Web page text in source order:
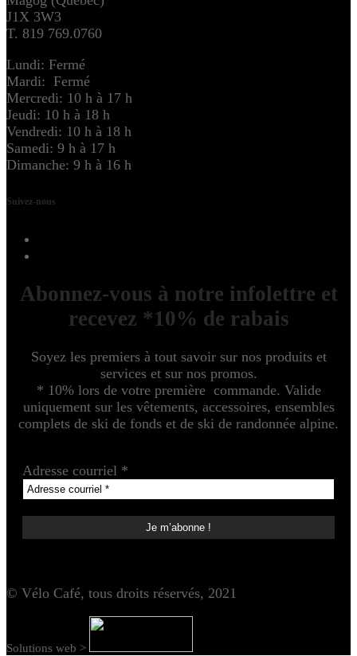
J1X 3W3
T. 819 769.0760
Lundi: Fermé
Mardi: Fermé
Mercredi: 10 h à 17 h
Jeudi: 10 h à 18 h
Vendredi: 10 h à 18 h
Samedi: 9 h à 17 h
Dimanche: 9 h à 16 h
Suivez-nous
Abonnez-vous à notre infolettre et
recevez *10% de rabais
Soyez les premiers à tout savoir sur nos produits et
services et sur nos promos.
* 10% lors de votre première commande. Valide
uniquement sur les vêtements, accessoires, ensembles
complets de ski de fonds et de ski de randonnée alpine.
Adresse courriel *
© Vélo Café, tous droits réservés, 2021
Solutions web >